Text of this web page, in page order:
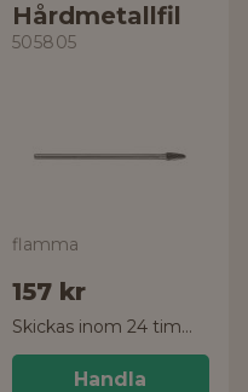
Hårdmetallfil
505805
flamma
157 kr
Skickas inom 24 timmar!
Handla